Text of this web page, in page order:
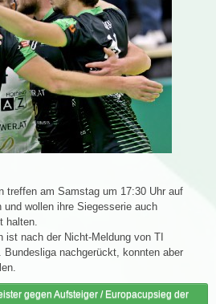
treffen am Samstag um 17:30 Uhr auf
wollen ihre Siegesserie auch
halten.
ist nach der Nicht-Meldung von TI
nachgerückt, konnten aber
gegen Aufsteiger / Europacupsieg der